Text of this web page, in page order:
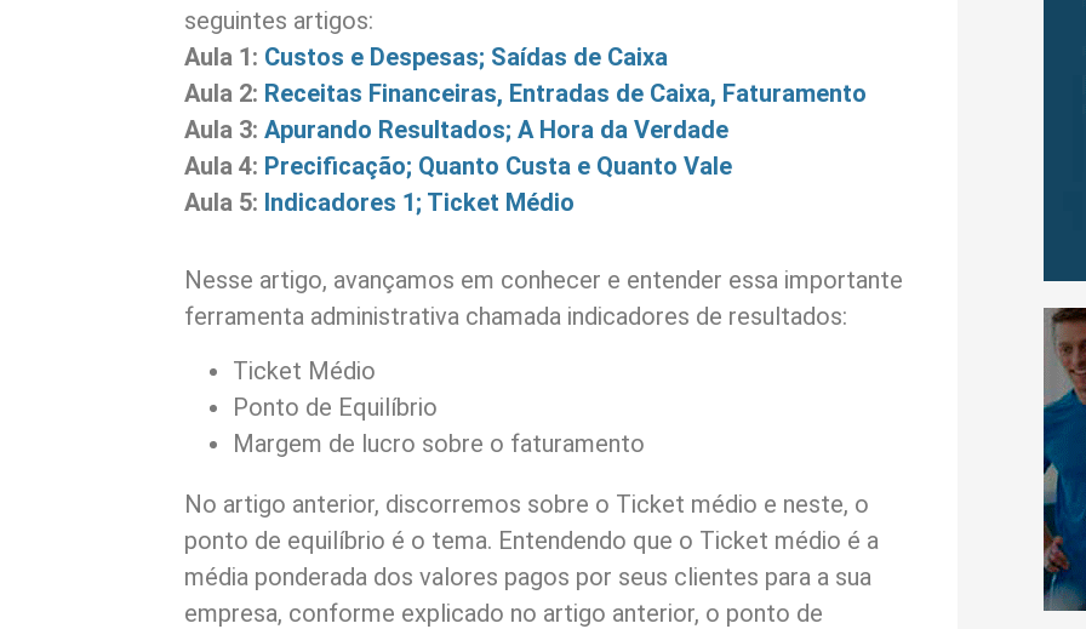
seguintes artigos:
Aula 1: Custos e Despesas; Saídas de Caixa
Aula 2: Receitas Financeiras, Entradas de Caixa, Faturamento
Aula 3: Apurando Resultados; A Hora da Verdade
Aula 4: Precificação; Quanto Custa e Quanto Vale
Aula 5: Indicadores 1; Ticket Médio
Nesse artigo, avançamos em conhecer e entender essa importante
ferramenta administrativa chamada indicadores de resultados:
Ticket Médio
Ponto de Equilíbrio
Margem de lucro sobre o faturamento
No artigo anterior, discorremos sobre o Ticket médio e neste, o
ponto de equilíbrio é o tema. Entendendo que o Ticket médio é a
média ponderada dos valores pagos por seus clientes para a sua
empresa, conforme explicado no artigo anterior, o ponto de